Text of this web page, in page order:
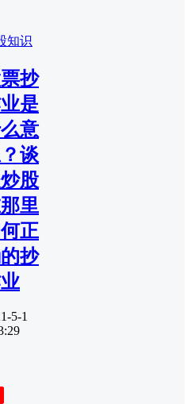
知识
抄
是
意
谈
股
里
正
抄
5-1